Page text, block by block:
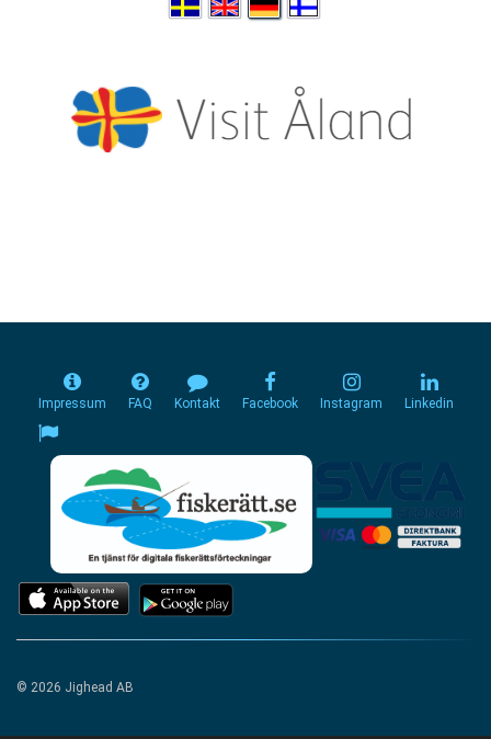
Impressum FAQ Kontakt Facebook Instagram Linkedin
© 2026 Jighead AB